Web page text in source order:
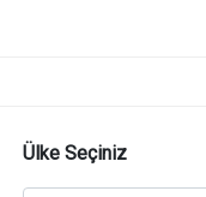
Ülke Seçiniz